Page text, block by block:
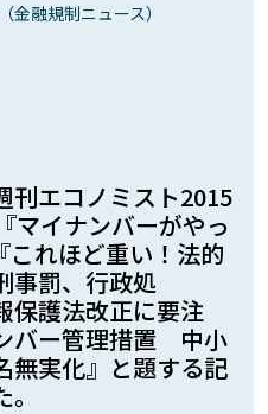
融規制ニュース）
刊エコノミスト2015
マイナンバーがやっ
これほど重い！法的
罰、行政処
保護法改正に要注
バー管理措置 中小
無実化』と題する記